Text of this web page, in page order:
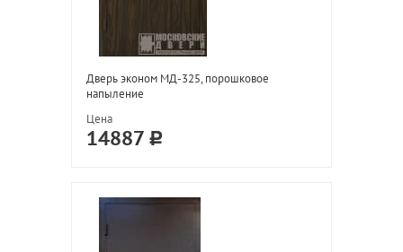
Дверь эконом МД-325, порошковое
напыление
Цена
14887